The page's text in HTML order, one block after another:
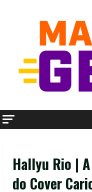
Hallyu Rio |
do Cover